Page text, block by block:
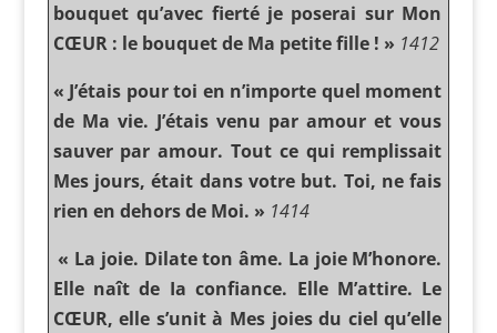
bouquet qu’avec fierté je poserai sur Mon
CŒUR : le bouquet de Ma petite fille ! » 1412
« J’étais pour toi en n’importe quel moment
de Ma vie. J’étais venu par amour et vous
sauver par amour. Tout ce qui remplissait
Mes jours, était dans votre but. Toi, ne fais
rien en dehors de Moi. » 1414
« La joie. Dilate ton âme. La joie M’honore.
Elle naît de Ia confiance. Elle M’attire. Le
CŒUR, elle s’unit à Mes joies du ciel qu’elle